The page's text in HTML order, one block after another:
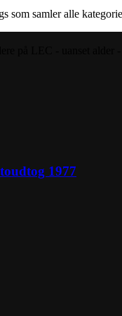
som samler alle
1977